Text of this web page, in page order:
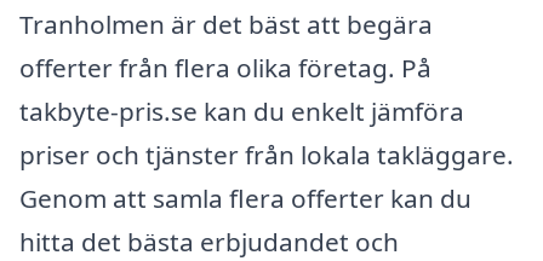
Tranholmen är det bäst att begära
offerter från flera olika företag. På
takbyte-pris.se kan du enkelt jämföra
priser och tjänster från lokala takläggare.
Genom att samla flera offerter kan du
hitta det bästa erbjudandet och